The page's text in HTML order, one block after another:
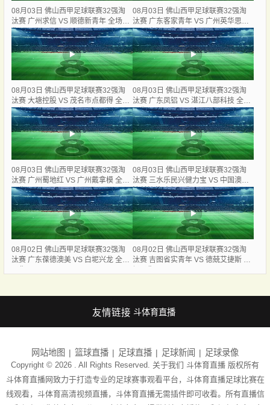
08月03日 佛山西甲足球联赛32强淘
汰赛 广州求信 VS 顺德新青年 全场录
像
08月03日 佛山西甲足球联赛32强淘
汰赛 广东客家青年 VS 广州英华思力
U17 全场录像
08月03日 佛山西甲足球联赛32强淘
汰赛 大塘控股 VS 茂名市点都得 全场
录像
08月03日 佛山西甲足球联赛32强淘
汰赛 广东凤铝 VS 湛江八部科技 全场
录像
08月03日 佛山西甲足球联赛32强淘
汰赛 广州蜀地红 VS 广州戴拿模 全场
录像
08月03日 佛山西甲足球联赛32强淘
汰赛 三水乐民兴健力宝 VS 中国澳门
澳科精英 全场录像
08月02日 佛山西甲足球联赛32强淘
汰赛 广东葆德澳美 VS 白坭兴龙 全场
08月02日 佛山西甲足球联赛32强淘
汰赛 吉图省实青年 VS 德兢艾捷斯 全
友情链接 斗体育直播
网站地图 篮球直播 足球直播 足球新闻 足球录像
Copyright © 2026 . All Rights Reserved. 关于我们 斗体育直播 版权所有
斗体育直播网致力于打造专业的足球赛事观看平台，斗体育直播足球比赛在
线观看，斗体育高清视频直播，斗体育直播无需插件即可收看。所有直播信